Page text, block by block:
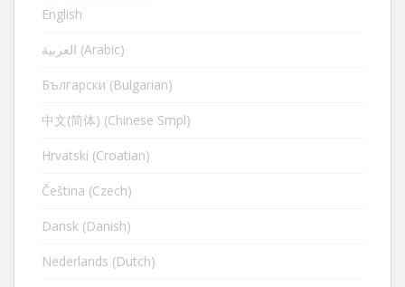
English
العربية (Arabic)
Български (Bulgarian)
中文(简体) (Chinese Smpl)
Hrvatski (Croatian)
Čeština (Czech)
Dansk (Danish)
Nederlands (Dutch)